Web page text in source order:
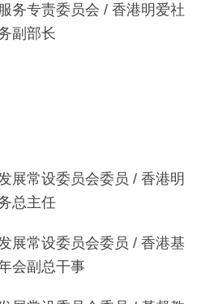
务专责委员会 / 香港明爱社
副部长
展常设委员会委员 / 香港明
总主任
展常设委员会委员 / 香港基
会副总干事